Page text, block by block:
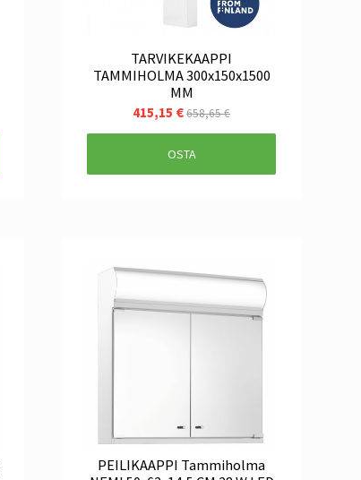
TARVIKEKAAPPI
TAMMIHOLMA 300x150x1500
MM
415,15 €658,65 €
OSTA
PEILIKAAPPI Tammiholma